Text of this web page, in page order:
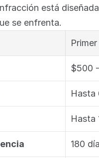
está
se enfrenta.
$500
Hasta
Hasta
180